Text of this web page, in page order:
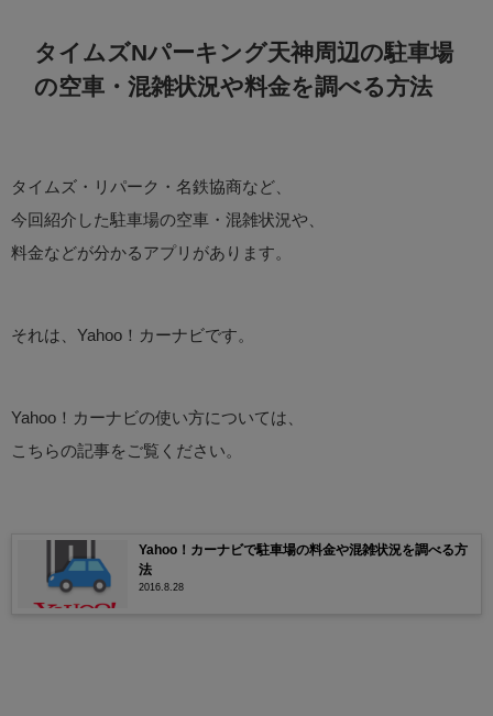
タイムズNパーキング天神周辺の駐車場
の空車・混雑状況や料金を調べる方法
タイムズ・リパーク・名鉄協商など、
今回紹介した駐車場の空車・混雑状況や、
料金などが分かるアプリがあります。
それは、Yahoo！カーナビです。
Yahoo！カーナビの使い方については、
こちらの記事をご覧ください。
Yahoo！カーナビで駐車場の料金や混雑状況を調べる方
法
2016.8.28